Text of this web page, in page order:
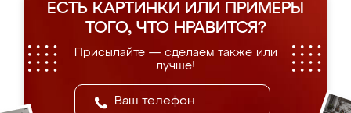
ЕСТЬ КАРТИНКИ ИЛИ ПРИМЕРЫ
ТОГО, ЧТО НРАВИТСЯ?
Присылайте — сделаем также или
лучше!